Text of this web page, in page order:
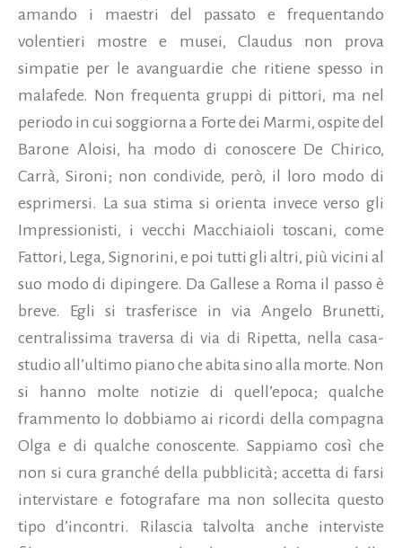
amando i maestri del passato e frequentando
volentieri mostre e musei, Claudus non prova
simpatie per le avanguardie che ritiene spesso in
malafede. Non frequenta gruppi di pittori, ma nel
periodo in cui soggiorna a Forte dei Marmi, ospite del
Barone Aloisi, ha modo di conoscere De Chirico,
Carrà, Sironi; non condivide, però, il loro modo di
esprimersi. La sua stima si orienta invece verso gli
Impressionisti, i vecchi Macchiaioli toscani, come
Fattori, Lega, Signorini, e poi tutti gli altri, più vicini al
suo modo di dipingere. Da Gallese a Roma il passo è
breve. Egli si trasferisce in via Angelo Brunetti,
centralissima traversa di via di Ripetta, nella casa-
studio all’ultimo piano che abita sino alla morte. Non
si hanno molte notizie di quell’epoca; qualche
frammento lo dobbiamo ai ricordi della compagna
Olga e di qualche conoscente. Sappiamo così che
non si cura granché della pubblicità; accetta di farsi
intervistare e fotografare ma non sollecita questo
tipo d’incontri. Rilascia talvolta anche interviste